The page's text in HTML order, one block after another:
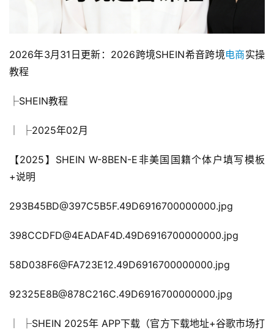
2026年3月31日更新：2026跨境SHEIN希音跨境电商实操
教程
├SHEIN教程
│ ├2025年02月
【2025】SHEIN W-8BEN-E非美国国籍个体户填写模板
+说明
293B45BD@397C5B5F.49D6916700000000.jpg
398CCDFD@4EADAF4D.49D6916700000000.jpg
58D038F6@FA723E12.49D6916700000000.jpg
92325E8B@878C216C.49D6916700000000.jpg
│ ├SHEIN 2025年 APP下载（官方下载地址+谷歌市场打